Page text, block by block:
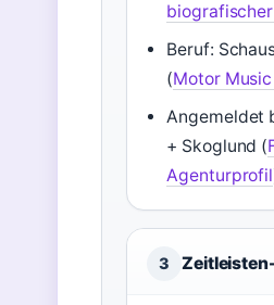
Beruf:
(Motor
Angemeldet
+ Skoglund (
Agenturprofil
3